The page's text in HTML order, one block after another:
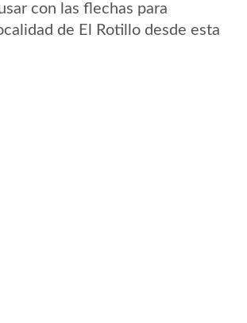
con las flechas para
de El Rotillo desde esta